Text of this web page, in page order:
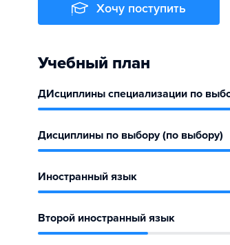
Хочу поступить
Учебный план
ДИсциплины специализации по
Дисциплины по выбору (по выбору)
Иностранный язык
Второй иностранный язык